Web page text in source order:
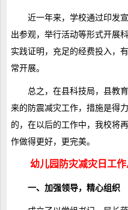
近一年来，学校通过印发
出参观，举行活动等形式开展
实践证明，充足的经费投入，
常开展。
总之，在县科技局，县教
来的防震减灾工作，措施是得
的，在以后的工作中，我校将
作做得更好，更完美。
幼儿园防灾减灾日工
一、加强领导，精心组织